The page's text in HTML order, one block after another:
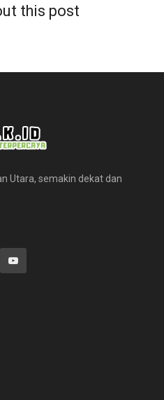
this post
Utara, semakin dekat dan